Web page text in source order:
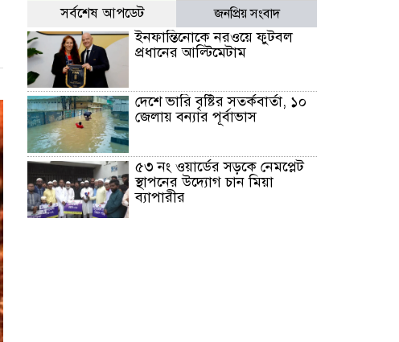
সর্বশেষ আপডেট জনপ্রিয় সংবাদ
ইনফান্তিনোকে নরওয়ে ফুটবল
প্রধানের আল্টিমেটাম
দেশে ভারি বৃষ্টির সতর্কবার্তা, ১০
জেলায় বন্যার পূর্বাভাস
৫৩ নং ওয়ার্ডের সড়কে নেমপ্লেট
স্থাপনের উদ্যোগ চান মিয়া
ব্যাপারীর